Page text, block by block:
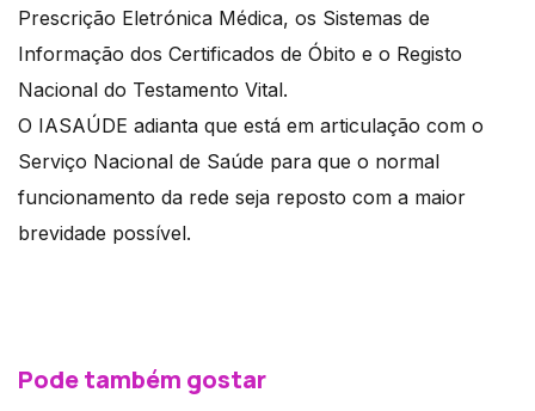
Prescrição Eletrónica Médica, os Sistemas de
Informação dos Certificados de Óbito e o Registo
Nacional do Testamento Vital.
O IASAÚDE adianta que está em articulação com o
Serviço Nacional de Saúde para que o normal
funcionamento da rede seja reposto com a maior
brevidade possível.
Pode também gostar